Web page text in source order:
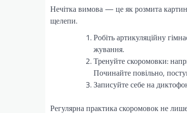
Нечітка вимова — це як розмита
щелепи.
Робіть артикуляційну
жування.
Тренуйте скоромовки:
Починайте повільно,
Записуйте себе на
Регулярна практика скоромовок не